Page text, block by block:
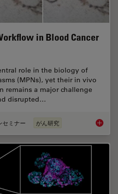
in Blood Cancer
role in the biology of
(MPNs), yet their in vivo
remains a major challenge
disrupted…
セミナー がん研究 Spatial